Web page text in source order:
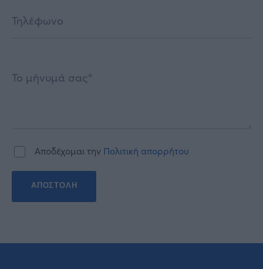
Αποδέχομαι την Πολιτική απορρήτου